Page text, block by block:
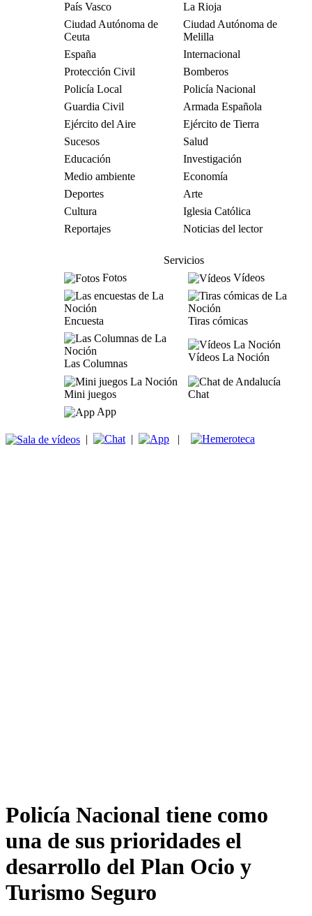
País Vasco
La Rioja
Ciudad Autónoma de
Ceuta
Ciudad Autónoma de
Melilla
España
Internacional
Protección Civil
Bomberos
Policía Local
Policía Nacional
Guardia Civil
Armada Española
Ejército del Aire
Ejército de Tierra
Sucesos
Salud
Educación
Investigación
Medio ambiente
Economía
Deportes
Arte
Cultura
Iglesia Católica
Reportajes
Noticias del lector
Servicios
Fotos
Vídeos
Encuesta Tiras cómicas
Las Columnas
Vídeos La Noción
Mini juegos
Chat
App
| | |
Policía Nacional tiene como
una de sus prioridades el
desarrollo del Plan Ocio y
Turismo Seguro